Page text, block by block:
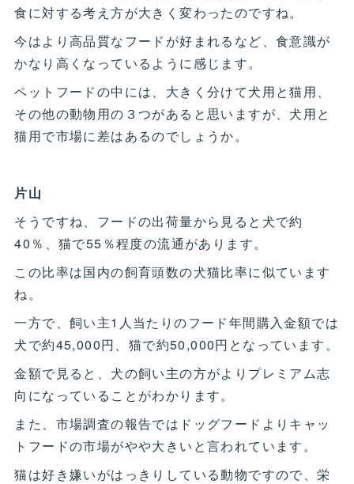
食に対する考え方が大きく変わったのですね。
今はより高品質なフードが好まれるなど、食意識が
かなり高くなっているように感じます。
ペットフードの中には、大きく分けて犬用と猫用、
その他の動物用の３つがあると思いますが、犬用と
猫用で市場に差はあるのでしょうか。
片山
そうですね、フードの出荷量から見ると犬で約
40％、猫で55％程度の流通があります。
この比率は国内の飼育頭数の犬猫比率に似ています
ね。
一方で、飼い主1人当たりのフード年間購入金額では
犬で約45,000円、猫で約50,000円となっています。
金額で見ると、犬の飼い主の方がよりプレミアム志
向になっていることがわかります。
また、市場調査の報告ではドッグフードよりキャッ
トフードの市場がやや大きいと言われています。
猫は好き嫌いがはっきりしている動物ですので、栄